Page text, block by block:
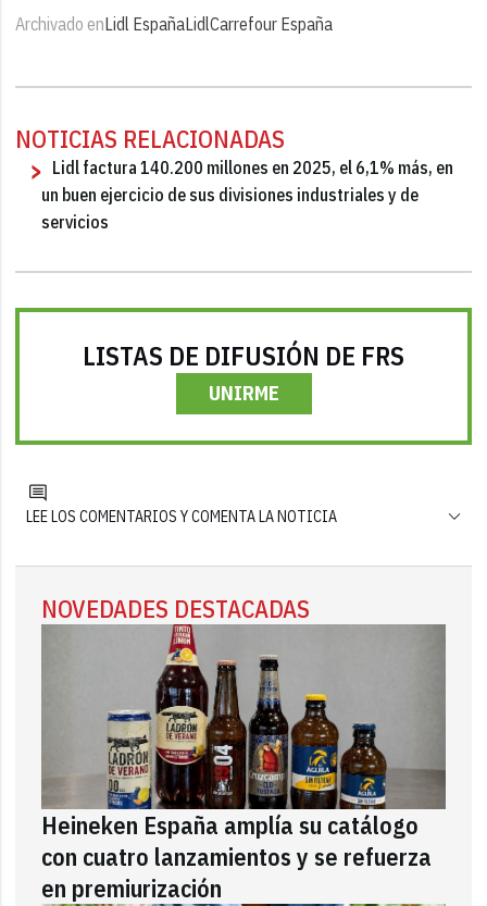
Archivado enLidl EspañaLidlCarrefour España
NOTICIAS RELACIONADAS
Lidl factura 140.200 millones en 2025, el 6,1% más, en
un buen ejercicio de sus divisiones industriales y de
servicios
LISTAS DE DIFUSIÓN DE FRS
UNIRME
LEE LOS COMENTARIOS Y COMENTA LA NOTICIA
NOVEDADES DESTACADAS
Heineken España amplía su catálogo
con cuatro lanzamientos y se refuerza
en premiurización